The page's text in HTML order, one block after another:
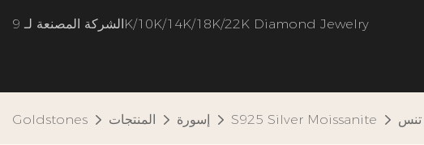
الشركة المصنعة لـ 9K/10K/14K/18K/22K Diamond Jewelry
Goldstones المنتجات إسورة S925 Silver Moissanite